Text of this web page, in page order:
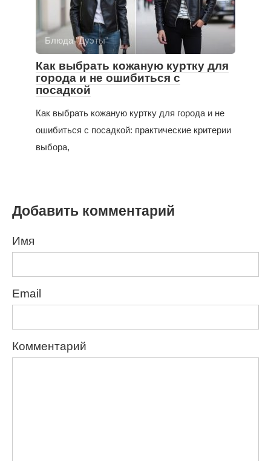
Блюда "Дуэты"
Как выбрать кожаную куртку для
города и не ошибиться с
посадкой
Как выбрать кожаную куртку для города и не
ошибиться с посадкой: практические критерии
выбора,
Добавить комментарий
Имя
Email
Комментарий